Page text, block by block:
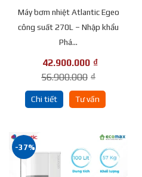
Máy bơm nhiệt Atlantic Egeo
công suất 270L – Nhập khẩu
Phá...
42.900.000 ₫
56.900.000 ₫
Chi tiết Tư vấn
-37%